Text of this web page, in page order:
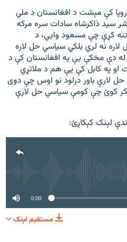
ټولې پاڼېکې مېشت د افغانستان د ملي
سید ذاکرشاه سادات سره مرکه
کړې چې مسعود وایي، د
نه لري بلکي سیاسي حل لاره
له دې مخکې یې په افغانستان کې د
او په کابل کې یې هم د ملاتړي
لارې باور درلود نو اوس چې دوی
کوئ چې کومې سیاسي حل لارې
لېنک کېکاږئ:
No media source
0:00
مستقیم لېنک